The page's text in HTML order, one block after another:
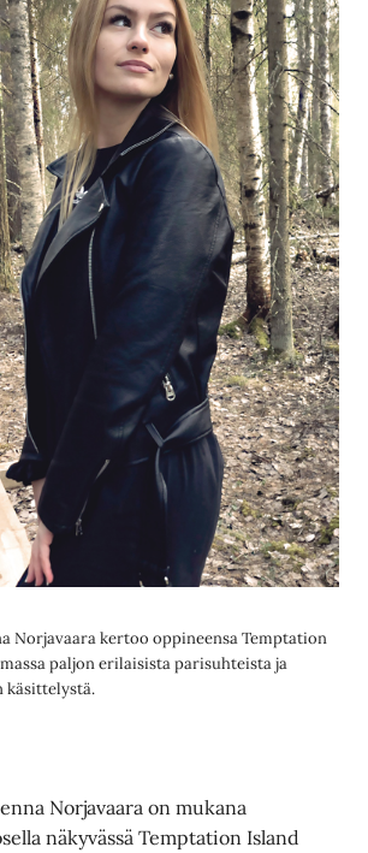
Norjavaara kertoo oppineensa Temptation
paljon erilaisista parisuhteista ja
käsittelystä.
Norjavaara on mukana
näkyvässä Temptation Island